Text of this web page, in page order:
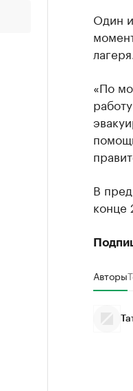
Один
лагеря.
«По
В
конце
Авторы